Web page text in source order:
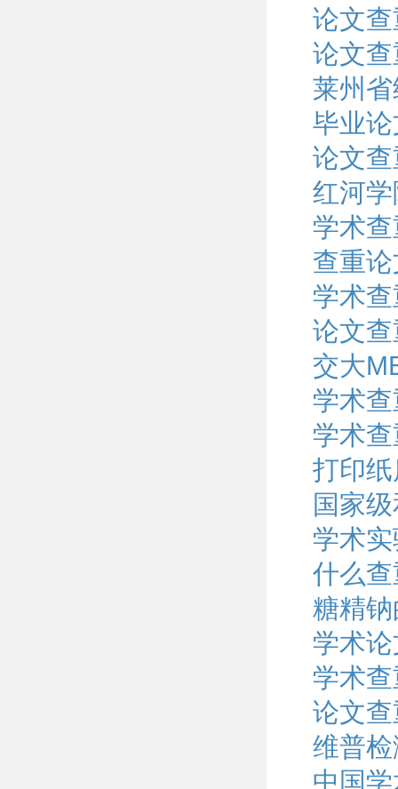
论文
论文
莱州
毕业
论文
红河
学术
查重
学术
论文
交大
学术
学术
打印
国家
学术
什么
糖精
学术
学术
论文
维普
中国